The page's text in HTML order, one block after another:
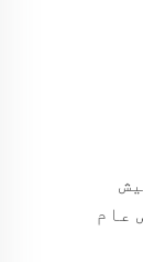
عام